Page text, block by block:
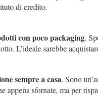
di credito.
con poco packaging.
L’ideale sarebbe
sempre a casa. Sono
appena sfornate, ma per